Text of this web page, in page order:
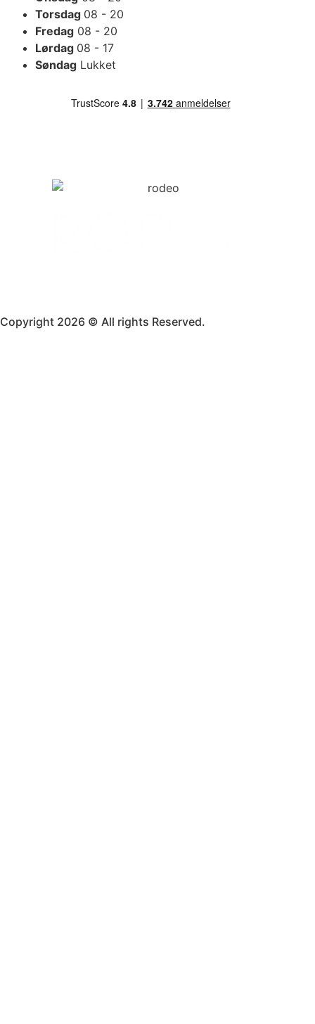
Torsdag 08 - 20
Fredag 08 - 20
Lørdag 08 - 17
Søndag Lukket
Copyright 2026 © All rights Reserved.